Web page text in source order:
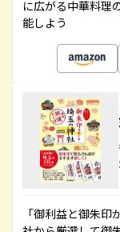
に広がる中華料理
能しよう
「御利益と御朱